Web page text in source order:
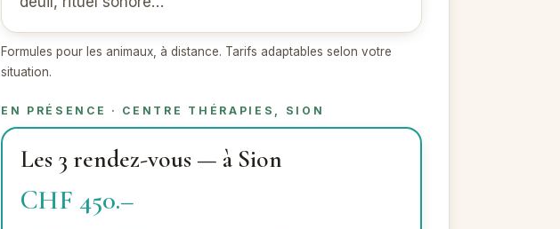
Formules pour les animaux, à distance. Tarifs adaptables selon votre
situation.
EN PRÉSENCE · CENTRE THÉRAPIES, SION
Les 3 rendez-vous — à Sion
CHF 450.–